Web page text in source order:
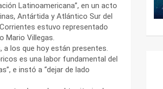
Latinoamericana”, en un acto
Antártida y Atlántico Sur del
estuvo representado
Mario Villegas.
a los que hoy están presentes.
es una labor fundamental del
e instó a “dejar de lado